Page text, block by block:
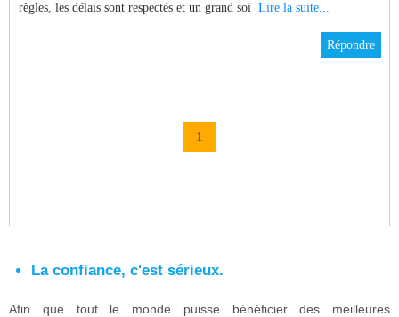
règles, les délais sont respectés et un grand soi Lire la suite...
Répondre
1
La confiance, c'est sérieux.
Afin que tout le monde puisse bénéficier des meilleures